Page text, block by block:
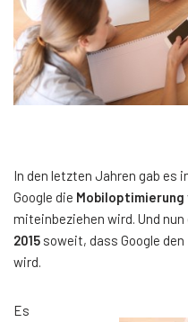
In den letzten Jahren gab es
Google die Mobiloptimierung
miteinbeziehen wird. Und
2015 soweit, dass Google
wird.
Es